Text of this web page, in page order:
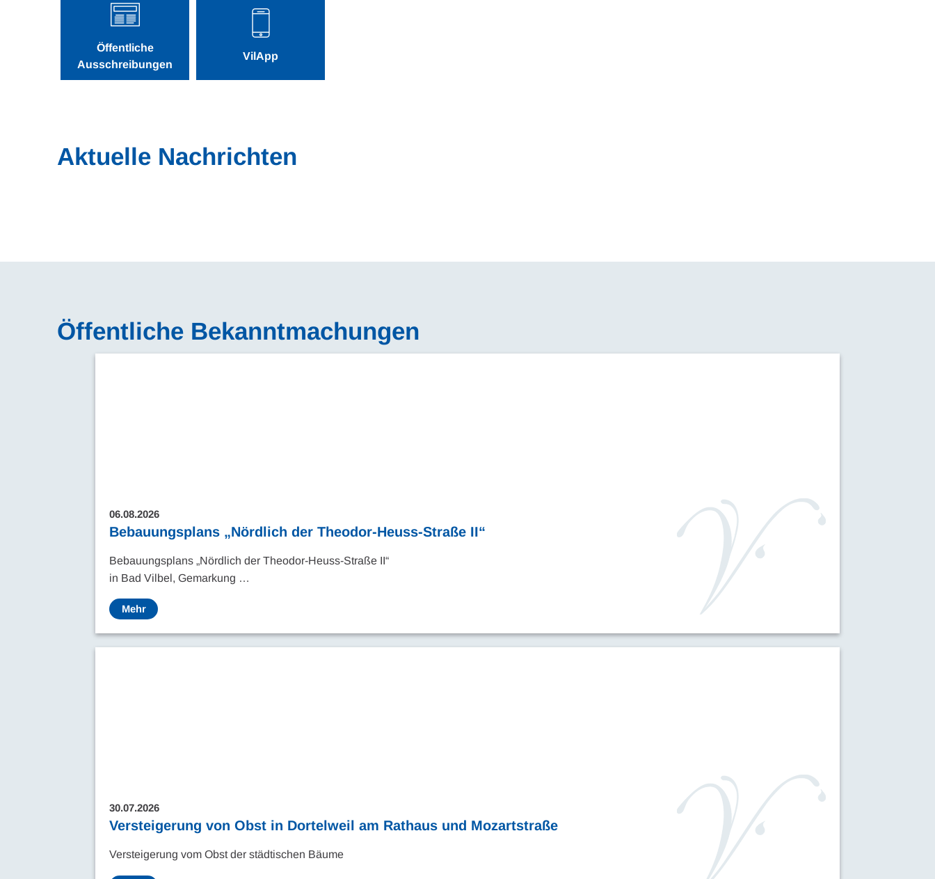
Öffentliche
Ausschreibungen
VilApp
Aktuelle Nachrichten
Öffentliche Bekanntmachungen
06.08.2026
Bebauungsplans „Nördlich der Theodor-Heuss-Straße II“
Bebauungsplans „Nördlich der Theodor-Heuss-Straße II“
in Bad Vilbel, Gemarkung …
Mehr
30.07.2026
Versteigerung von Obst in Dortelweil am Rathaus und Mozartstraße
Versteigerung vom Obst der städtischen Bäume